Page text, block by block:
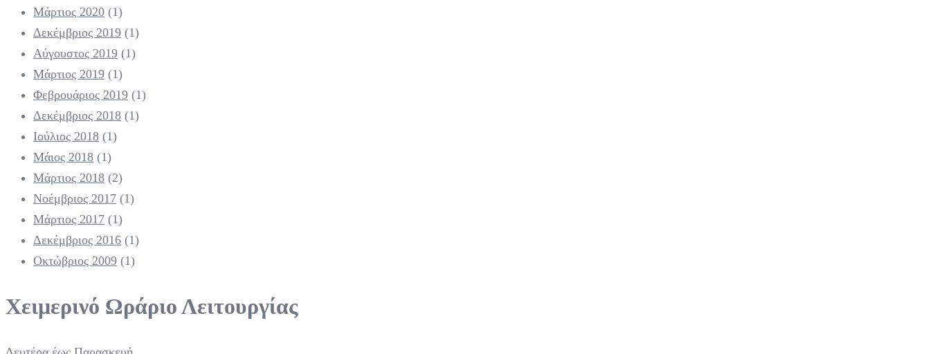
Μάρτιος 2020 (1)
Δεκέμβριος 2019 (1)
Αύγουστος 2019 (1)
Μάρτιος 2019 (1)
Φεβρουάριος 2019 (1)
Δεκέμβριος 2018 (1)
Ιούλιος 2018 (1)
Μάιος 2018 (1)
Μάρτιος 2018 (2)
Νοέμβριος 2017 (1)
Μάρτιος 2017 (1)
Δεκέμβριος 2016 (1)
Οκτώβριος 2009 (1)
Χειμερινό Ωράριο Λειτουργίας